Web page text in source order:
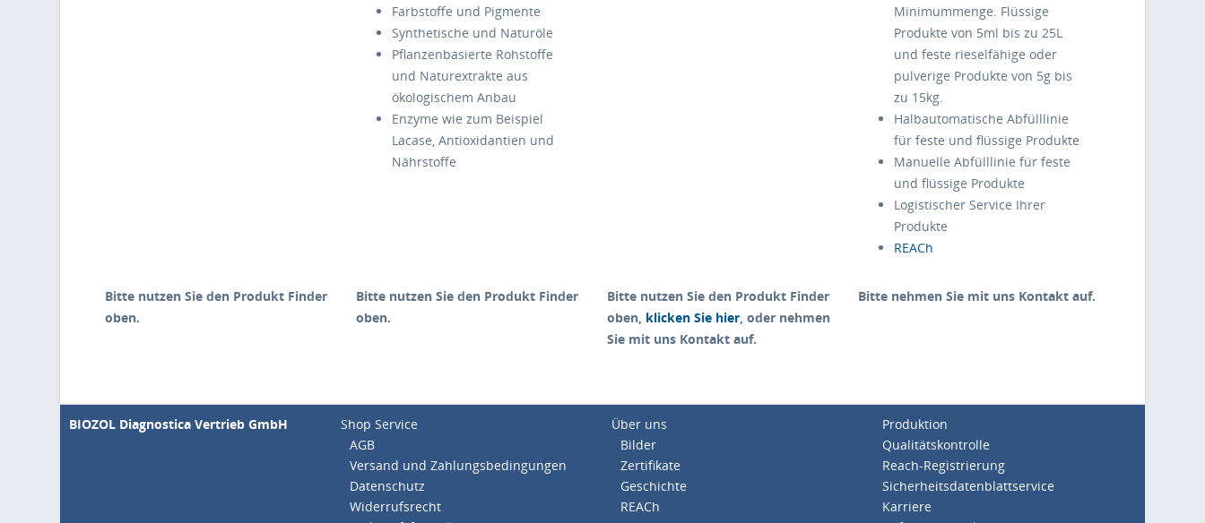
Farbstoffe und Pigmente
Synthetische und Naturöle
Pflanzenbasierte Rohstoffe
und Naturextrakte aus
ökologischem Anbau
Enzyme wie zum Beispiel
Lacase, Antioxidantien und
Nährstoffe
Minimummenge. Flüssige
Produkte von 5ml bis zu 25L
und feste rieselfähige oder
pulverige Produkte von 5g bis
zu 15kg.
Halbautomatische Abfülllinie
für feste und flüssige Produkte
Manuelle Abfülllinie für feste
und flüssige Produkte
Logistischer Service Ihrer
Produkte
REACh
Bitte nutzen Sie den Produkt Finder
oben.
Bitte nutzen Sie den Produkt Finder
oben.
Bitte nutzen Sie den Produkt Finder
oben, klicken Sie hier, oder nehmen
Sie mit uns Kontakt auf.
Bitte nehmen Sie mit uns Kontakt auf.
BIOZOL Diagnostica Vertrieb GmbH
Shop Service
AGB
Versand und Zahlungsbedingungen
Datenschutz
Widerrufsrecht
Über uns
Bilder
Zertifikate
Geschichte
REACh
Produktion
Qualitätskontrolle
Reach-Registrierung
Sicherheitsdatenblattservice
Karriere